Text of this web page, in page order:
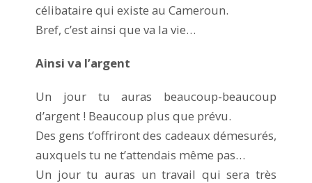
célibataire qui existe au Cameroun.
Bref, c’est ainsi que va la vie…
Ainsi va l’argent
Un jour tu auras beaucoup-beaucoup
d’argent ! Beaucoup plus que prévu.
Des gens t’offriront des cadeaux démesurés,
auxquels tu ne t’attendais même pas…
Un jour tu auras un travail qui sera très